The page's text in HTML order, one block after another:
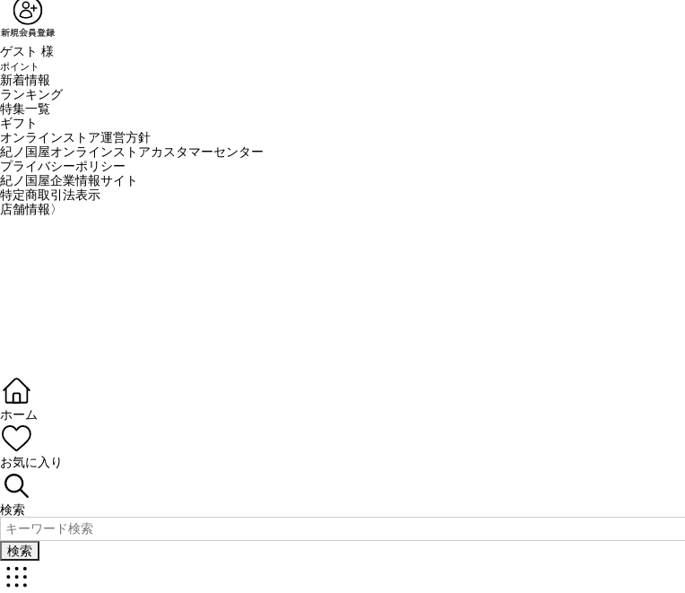
ゲスト 様
ポイント
新着情報
ランキング
特集一覧
ギフト
オンラインストア運営方針
紀ノ国屋オンラインストアカスタマーセンター
プライバシーポリシー
紀ノ国屋企業情報サイト
特定商取引法表示
店舗情報〉
ホーム
お気に入り
検索
検索